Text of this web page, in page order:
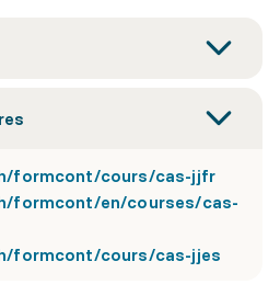
formcont/cours/cas-jjfr
formcont/en/courses/cas-
formcont/cours/cas-jjes